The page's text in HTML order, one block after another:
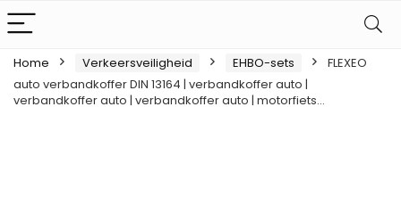
Home Verkeersveiligheid EHBO-sets
FLEXEO
auto verbandkoffer DIN 13164 | verbandkoffer auto |
verbandkoffer auto | verbandkoffer auto | motorfiets…